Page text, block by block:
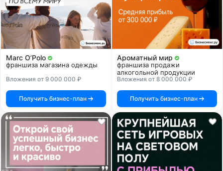
Marc O’Polo
франшиза магазина одежды
Вложения от 9 000 000 ₽
Получить бизнес-план
Ароматный мир
франшиза продажи
алкогольной продукции
Вложения от 8 000 000 ₽
Получить бизнес-план